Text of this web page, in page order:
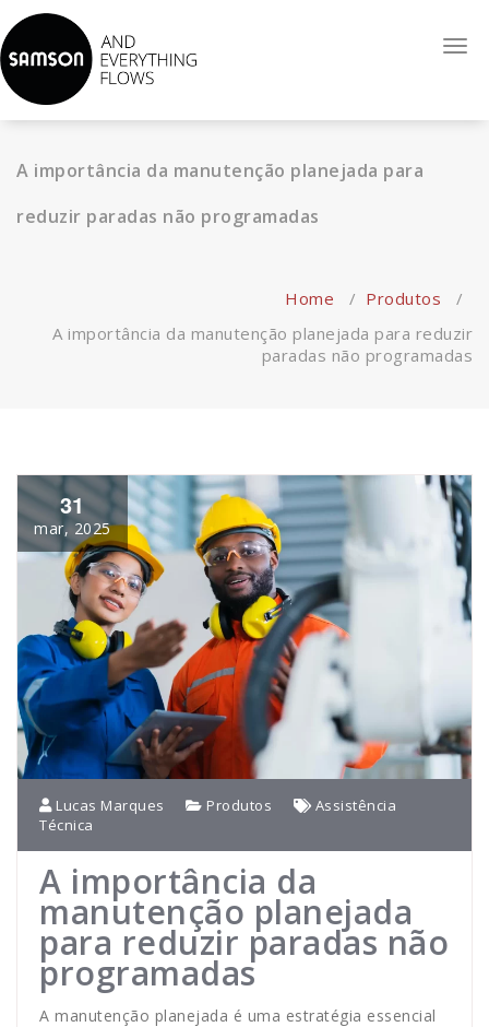
Reconhecida internacionalmente como sinônimo de alta-
qualidade de serviço, espirito empreendedor e uma força
inovadora. Atuando com Válvulas Globo de Controle, Válvulas
Auto-operadas, Sistemas de Controle e Automatização.
A importância da manutenção planejada para
reduzir paradas não programadas
Home / Produtos /
A importância da manutenção planejada para reduzir
paradas não programadas
31
mar, 2025
Lucas Marques Produtos
Assistência
Técnica
A importância da
manutenção planejada
para reduzir paradas não
programadas
A manutenção planejada é uma estratégia essencial